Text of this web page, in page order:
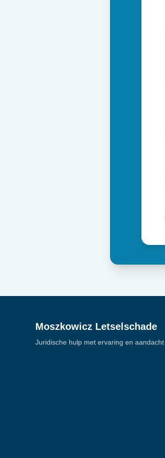
Moszkowicz Letselschade
Juridische hulp met ervaring en aandacht